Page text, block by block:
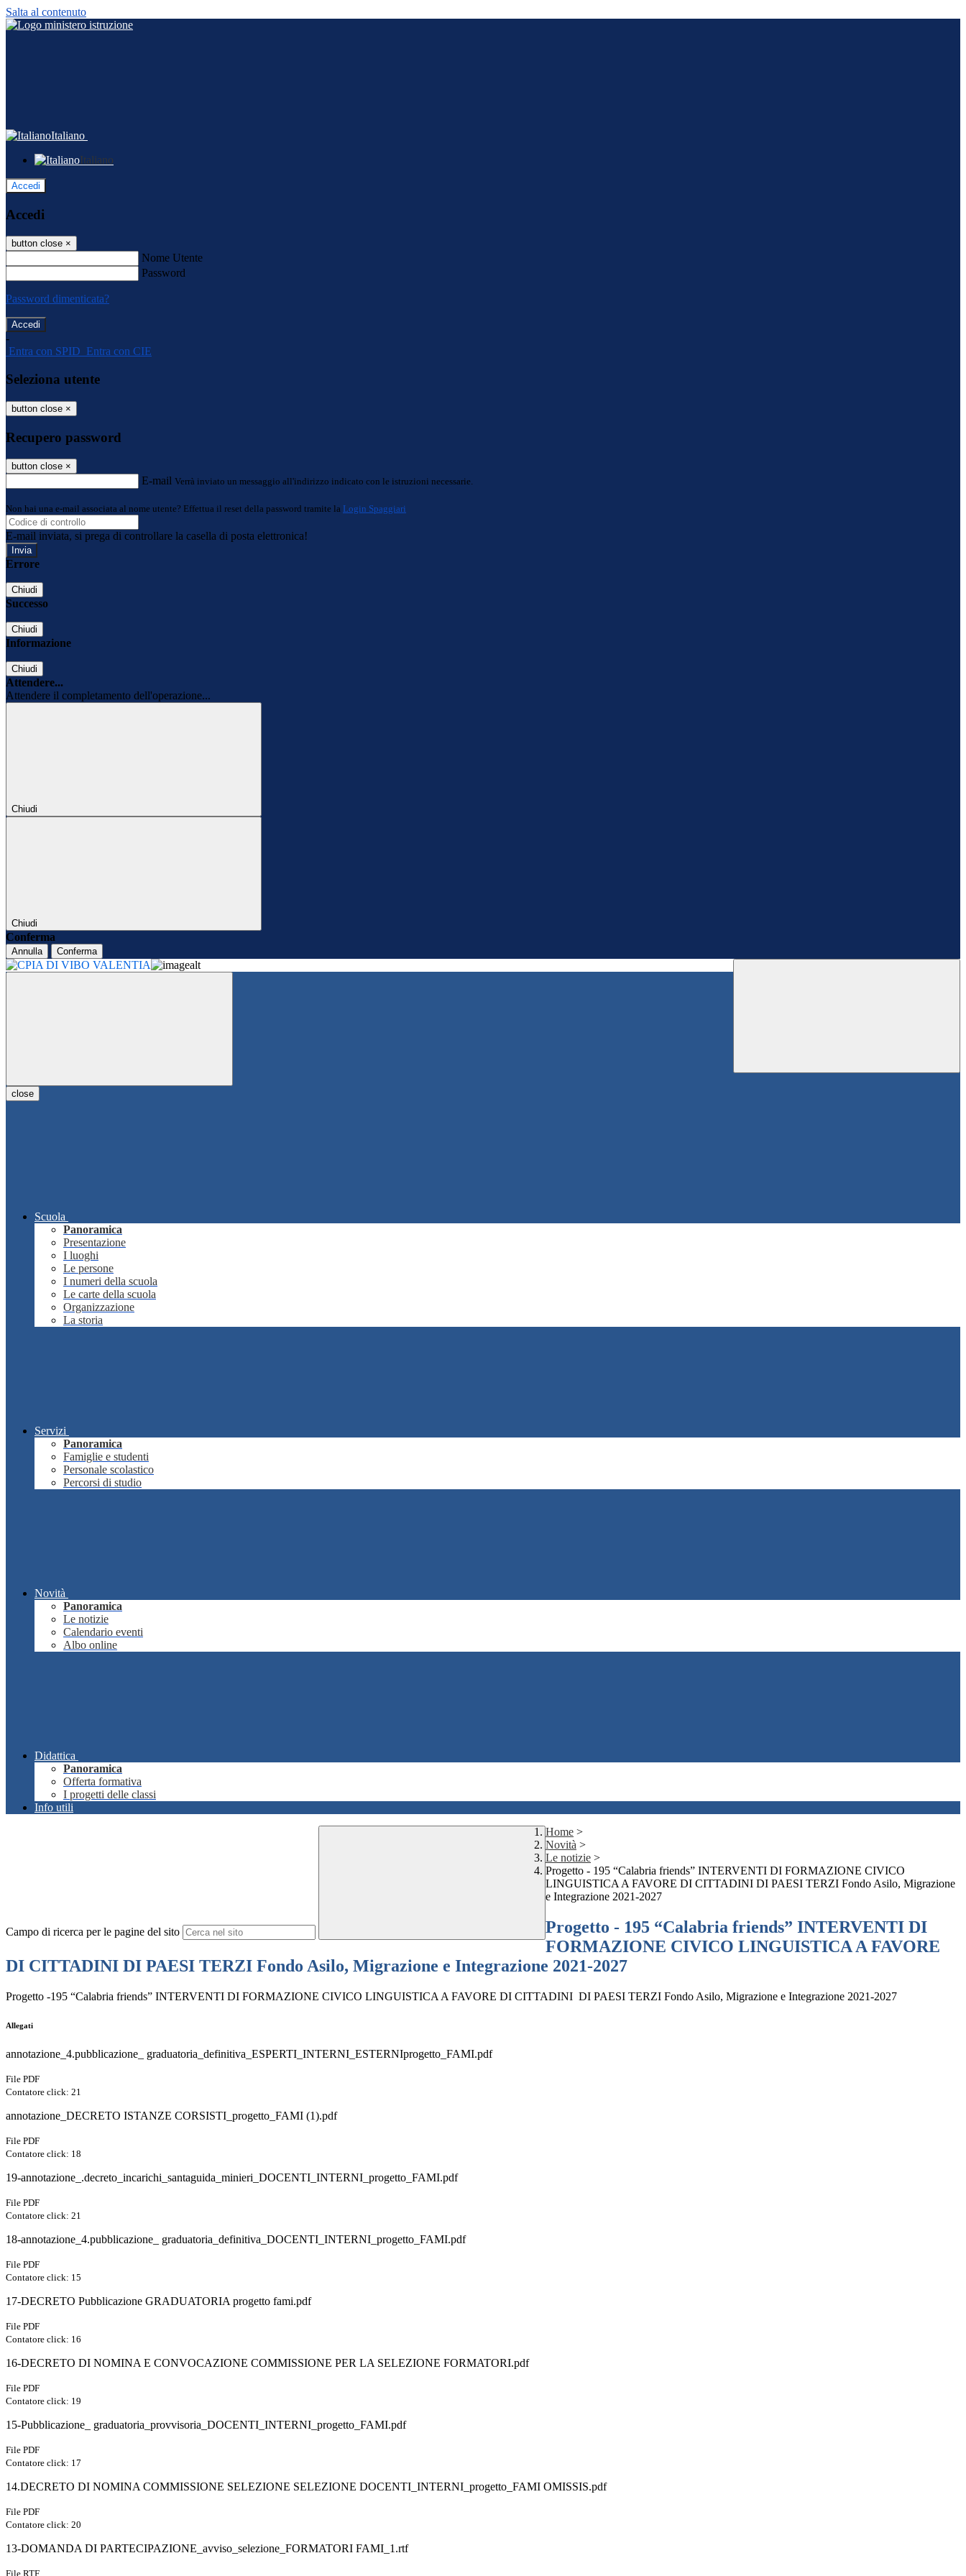
Salta al contenuto
Italiano
Italiano
Accedi
Accedi
button close ×
Nome Utente
Password
Password dimenticata?
-
Entra con SPID Entra con CIE
Seleziona utente
button close ×
Recupero password
button close ×
E-mail Verrà inviato un messaggio all'indirizzo indicato con le istruzioni necessarie.
Non hai una e-mail associata al nome utente? Effettua il reset della password tramite la Login Spaggiari
E-mail inviata, si prega di controllare la casella di posta elettronica!
Errore
Chiudi
Successo
Chiudi
Informazione
Chiudi
Attendere...
Attendere il completamento dell'operazione...
Chiudi
Chiudi
Conferma
Annulla Conferma
close
Scuola
Panoramica
Presentazione
I luoghi
Le persone
I numeri della scuola
Le carte della scuola
Organizzazione
La storia
Servizi
Panoramica
Famiglie e studenti
Personale scolastico
Percorsi di studio
Novità
Panoramica
Le notizie
Calendario eventi
Albo online
Didattica
Panoramica
Offerta formativa
I progetti delle classi
Info utili
Campo di ricerca per le pagine del sito
Home >
Novità >
Le notizie >
Progetto - 195 “Calabria friends” INTERVENTI DI FORMAZIONE CIVICO
LINGUISTICA A FAVORE DI CITTADINI DI PAESI TERZI Fondo Asilo, Migrazione
e Integrazione 2021-2027
Progetto - 195 “Calabria friends” INTERVENTI DI
FORMAZIONE CIVICO LINGUISTICA A FAVORE
DI CITTADINI DI PAESI TERZI Fondo Asilo, Migrazione e Integrazione 2021-2027
Progetto -195 “Calabria friends” INTERVENTI DI FORMAZIONE CIVICO LINGUISTICA A FAVORE DI CITTADINI DI PAESI TERZI Fondo Asilo, Migrazione e Integrazione 2021-2027
Allegati
annotazione_4.pubblicazione_ graduatoria_definitiva_ESPERTI_INTERNI_ESTERNIprogetto_FAMI.pdf
File PDF
Contatore click: 21
annotazione_DECRETO ISTANZE CORSISTI_progetto_FAMI (1).pdf
File PDF
Contatore click: 18
19-annotazione_.decreto_incarichi_santaguida_minieri_DOCENTI_INTERNI_progetto_FAMI.pdf
File PDF
Contatore click: 21
18-annotazione_4.pubblicazione_ graduatoria_definitiva_DOCENTI_INTERNI_progetto_FAMI.pdf
File PDF
Contatore click: 15
17-DECRETO Pubblicazione GRADUATORIA progetto fami.pdf
File PDF
Contatore click: 16
16-DECRETO DI NOMINA E CONVOCAZIONE COMMISSIONE PER LA SELEZIONE FORMATORI.pdf
File PDF
Contatore click: 19
15-Pubblicazione_ graduatoria_provvisoria_DOCENTI_INTERNI_progetto_FAMI.pdf
File PDF
Contatore click: 17
14.DECRETO DI NOMINA COMMISSIONE SELEZIONE SELEZIONE DOCENTI_INTERNI_progetto_FAMI OMISSIS.pdf
File PDF
Contatore click: 20
13-DOMANDA DI PARTECIPAZIONE_avviso_selezione_FORMATORI FAMI_1.rtf
File RTF